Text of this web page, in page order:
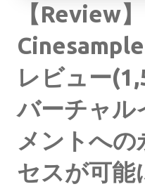
【Review】
レビュー
バーチャル
メントへの
セスが可能